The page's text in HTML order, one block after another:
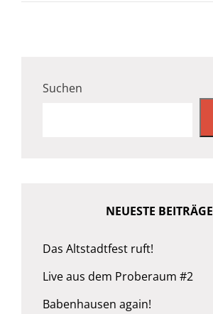
Suchen
NEUESTE BEITRÄGE
Das Altstadtfest ruft!
Live aus dem Proberaum #2
Babenhausen again!